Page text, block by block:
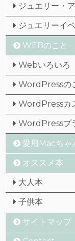
ジュエリー・
ジュエリーイ
WEBのこと
Webいろいろ
WordPressの
WordPressカ
WordPressプ
愛用Macちゃ
オススメ本
大人本
子供本
サイトマップ